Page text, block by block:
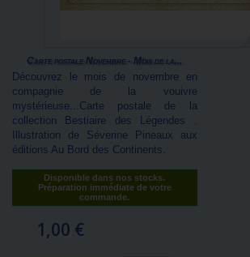
Carte postale Novembre - Mois de la...
Découvrez le mois de novembre en
compagnie de la vouivre
mystérieuse...Carte postale de la
collection Bestiaire des Légendes .
Illustration de Séverine Pineaux aux
éditions Au Bord des Continents.
Disponible dans nos stocks.
Préparation immédiate de votre
commande.
1,00 €